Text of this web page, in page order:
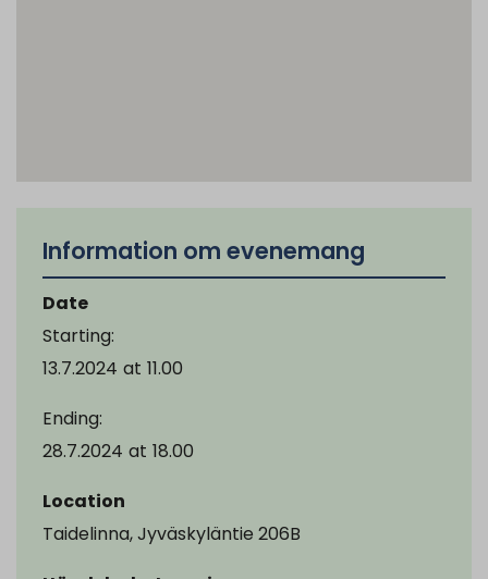
Information om evenemang
Date
Starting:
13.7.2024 at 11.00
Ending:
28.7.2024 at 18.00
Location
Taidelinna, Jyväskyläntie 206B